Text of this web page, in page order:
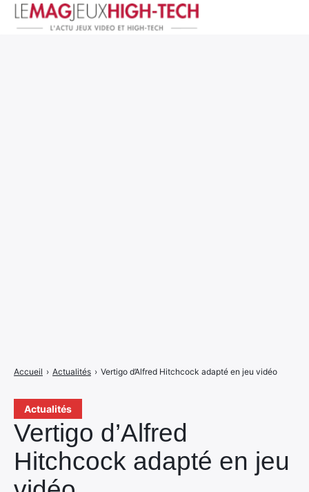
Actualités
Vertigo d’Alfred
Hitchcock adapté en jeu
Accueil › Actualités › Vertigo d’Alfred Hitchcock adapté en jeu vidéo